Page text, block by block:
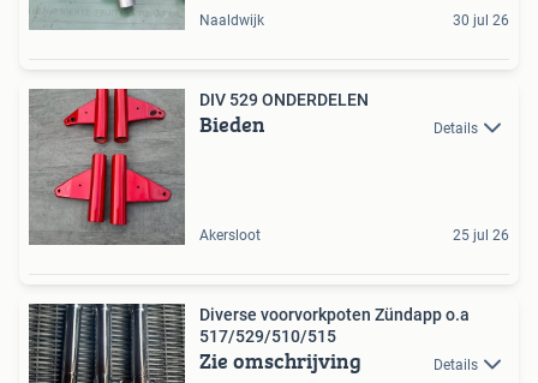
Naaldwijk 30 jul 26
DIV 529 ONDERDELEN
Bieden Details
Akersloot 25 jul 26
Diverse voorvorkpoten Zündapp o.a
517/529/510/515
Zie omschrijving Details